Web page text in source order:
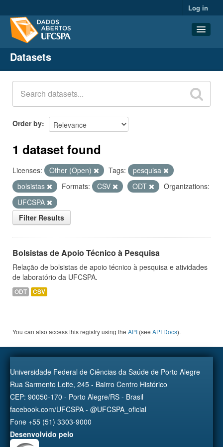
Log in
Datasets
Organizations
Groups
About
Datasets
Order by
1 dataset found
Licenses: Other (Open) Tags:
pesquisa
bolsistas
Formats: CSV ODT
Organizations:
UFCSPA
Filter Results
Bolsistas de Apoio Técnico à Pesquisa
Relação de bolsistas de apoio técnico à pesquisa e atividades
de laboratório da UFCSPA.
ODT CSV
You can also access this registry using the API (see API Docs).
Universidade Federal de Ciências da Saúde de Porto Alegre
Rua Sarmento Leite, 245 - Bairro Centro Histórico
CEP: 90050-170 - Porto Alegre/RS - Brasil
facebook.com/UFCSPA - @UFCSPA_oficial
Fone +55 (51) 3303-9000
Desenvolvido pelo